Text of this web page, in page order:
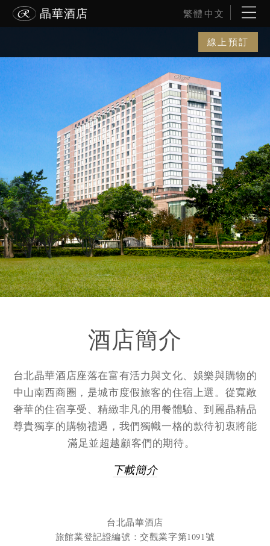
繁體中文
晶華酒店
線上預訂
最新消息
酒店簡介
客房介紹
佳餚美饌
婚宴會議
舒體健身
麗晶精品
永續晶華
關
ENGLISH
简体中文
日本語
한국어
關
波士頓
雅加達
富國島
黑山港
關
線上預訂 電話訂房
入住日期 退房日期
成人 兒童
促銷方案代碼
修改或取消預訂或行程
晶華美食到你家
線上訂房
線上訂位
線上旅展
晶華會
沐蘭 SPA
關
酒店簡介
台北晶華酒店座落在富有活力與文化、娛樂與購物的
中山南西商圈，是城市度假旅客的住宿上選。從寬敞
奢華的住宿享受、精緻非凡的用餐體驗、到麗晶精品
尊貴獨享的購物禮遇，我們獨幟一格的款待初衷將能
滿足並超越顧客們的期待。
下載簡介
台北晶華酒店
旅館業登記證編號：交觀業字第1091號